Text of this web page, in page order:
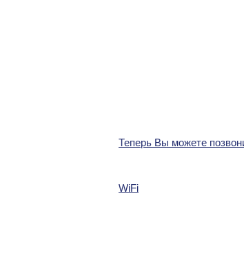
Теперь Вы можете
WiFi